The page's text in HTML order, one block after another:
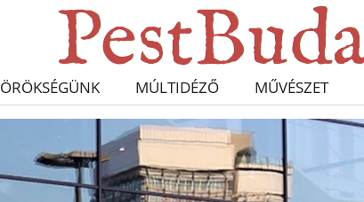
ÖRÖKSÉGÜNK MÚLTIDÉZŐ MŰVÉSZET